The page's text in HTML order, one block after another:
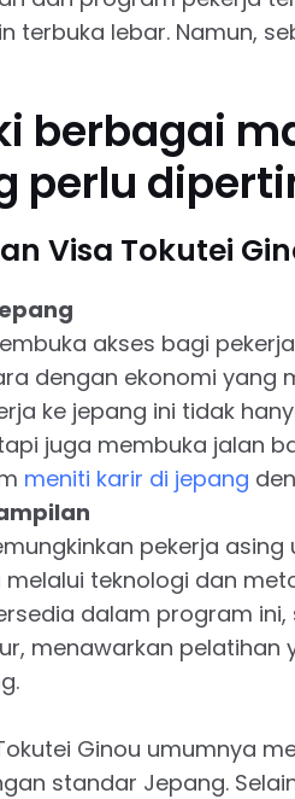
terbuka lebar. Namun,
berbagai
perlu
Visa Tokutei
akses bagi
dengan ekonomi yang
ke jepang ini tidak
juga membuka jalan
meniti karir di jepang
pekerja
teknologi dan
dalam program
menawarkan pelatihan
Ginou umumnya
standar Jepang.